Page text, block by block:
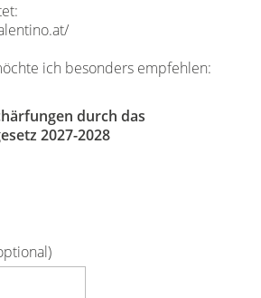
ich besonders empfehlen:
durch das
2027-2028